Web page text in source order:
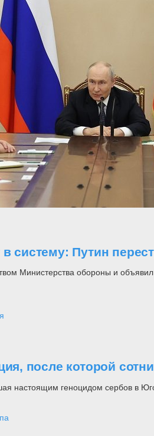
систему: Путин
Министерства обороны и
после которой
настоящим геноцидом сербов в